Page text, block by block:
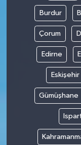
Burdur
Çorum
Edirne
Eskişehir
Gümüşhane